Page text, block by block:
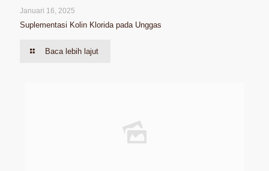
Januari 16, 2025
Suplementasi Kolin Klorida pada Unggas
Baca lebih lajut